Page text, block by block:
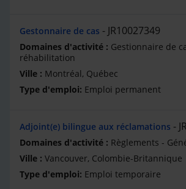
Gestonnaire de cas JR10027349
Gestionnaire de
réhabilitation
Montréal, Québec
Emploi permanent
Adjoint(e) bilingue aux réclamations
Règlements -
Vancouver, Colombie-Britannique
Emploi temporaire